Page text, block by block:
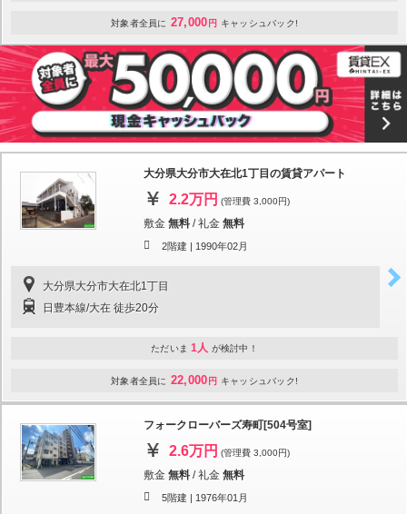
対象者全員に 27,000 円 キャッシュバック!
大分県大分市大在北1丁目の賃貸アパート
2.2万円 (管理費 3,000円)
敷金 無料 /礼金 無料
2階建 | 1990年02月
大分県大分市大在北1丁目
日豊本線/大在 徒歩20分
ただいま 1人 が検討中！
対象者全員に 22,000 円 キャッシュバック!
フォークローバーズ寿町[504号室]
2.6万円 (管理費 3,000円)
敷金 無料 /礼金 無料
5階建 | 1976年01月